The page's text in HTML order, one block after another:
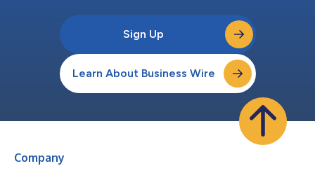
Sign Up
Learn About Business Wire
Company